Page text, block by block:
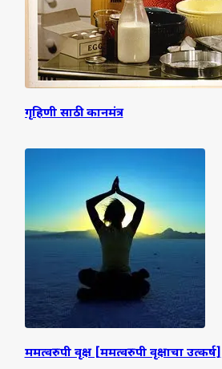
गृहिणी साठी कानमंत्र
ममत्वरुपी वृक्ष [ममत्वरुपी वृक्षाचा उत्कर्ष]